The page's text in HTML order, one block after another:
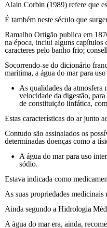
Alain Corbin (1989) refere que
É também neste século que
Ramalho Ortigão publica em
na época, inclui alguns capítulos
caracteres pelo banho frio;
Socorrendo-se do dicionário
marítima, a água do mar para
As qualidades da atmosfera
velocidade da digestão,
de constituição linfática,
Estas características do ar junto
Contudo são assinalados os
determinadas doenças como a
A água do mar para uso
sódio.
Estava indicada como
As suas propriedades
Ainda segundo a Hidrologia
A água do mar era, ainda,